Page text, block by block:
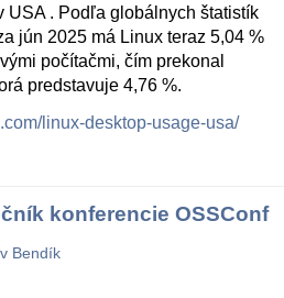
USA . Podľa globálnych štatistík
jún 2025 má Linux teraz 5,04 %
počítačmi, čím prekonal
predstavuje 4,76 %.
linux-desktop-usage-usa/
konferencie OSSConf
Bendík